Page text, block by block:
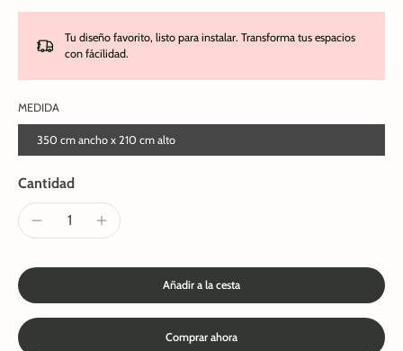
Tu diseño favorito, listo para instalar. Transforma tus espacios
con fácilidad.
MEDIDA
350 cm ancho x 210 cm alto
Cantidad
Añadir a la cesta
Comprar ahora